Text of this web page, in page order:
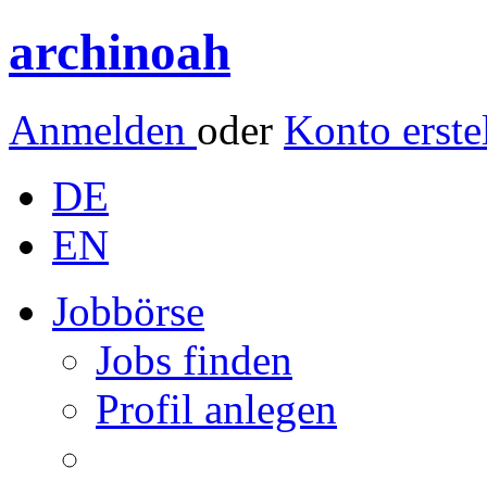
archinoah
Anmelden oder Konto
DE
EN
Jobbörse
Jobs finden
Profil anlegen